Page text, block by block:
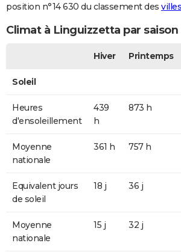
position n°14 630 du classement des
Climat à Linguizzetta par saison
Hiver Printemps
Soleil
Heures
d'ensoleillement
439
h
873 h
Moyenne
nationale
361 h 757 h
Equivalent jours
de soleil
18 j 36 j
Moyenne
nationale
15 j 32 j